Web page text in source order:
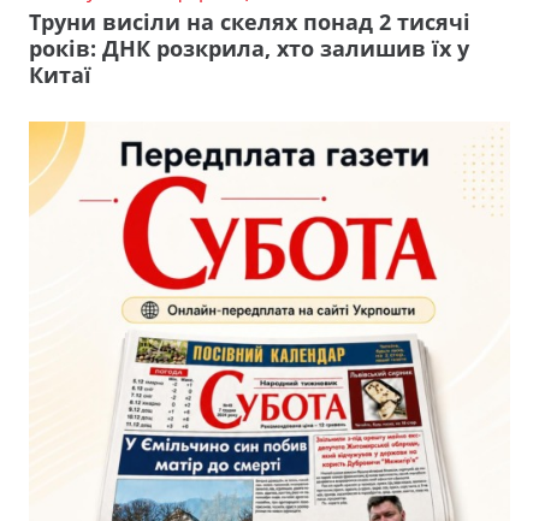
Труни висіли на скелях понад 2 тисячі
років: ДНК розкрила, хто залишив їх у
Китаї